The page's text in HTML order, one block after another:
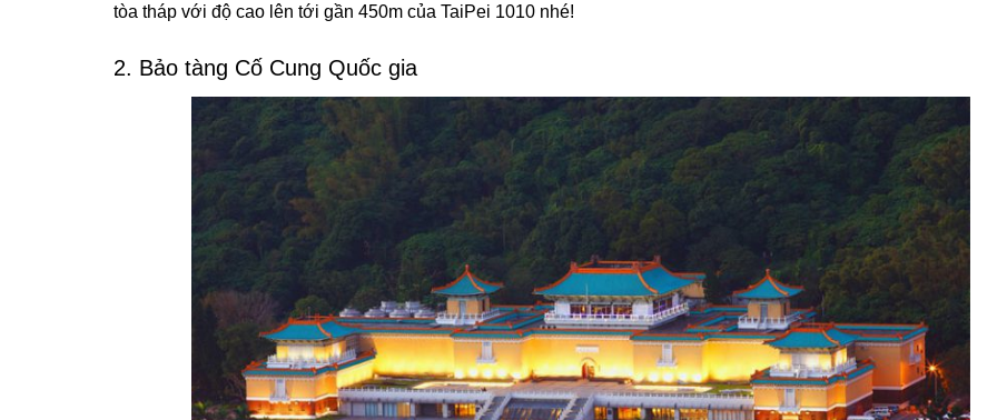
tòa tháp với độ cao lên tới gần 450m của TaiPei 1010 nhé!
2. Bảo tàng Cố Cung Quốc gia